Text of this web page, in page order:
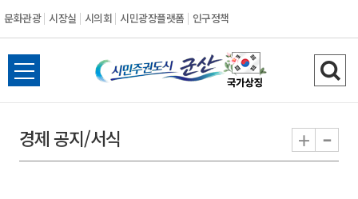
문화관광 시장실 시의회 시민광장플랫폼 인구정책
시
민
전
체
뉴
열
검
색
기
경제 공지/서식 + -